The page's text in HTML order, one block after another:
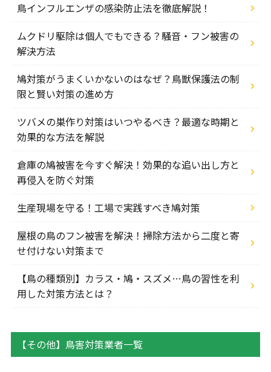
鳥インフルエンザの感染防止法を徹底解説！
ムクドリ駆除は個人でもできる？騒音・フン被害の
解決方法
鳩対策がうまくいかないのはなぜ？鳥獣保護法の制
限と賢い対策の進め方
ツバメの巣作り対策はいつやるべき？最適な時期と
効果的な方法を解説
倉庫の鳩被害を今すぐ解決！効果的な追い出し方と
再侵入を防ぐ対策
生産現場を守る！工場で実践すべき鳩対策
屋根の鳥のフン被害を解決！掃除方法から二度と寄
せ付けない対策まで
【鳥の種類別】カラス・鳩・スズメ…鳥の習性を利
用した対策方法とは？
【その他】鳥害対策業者一覧